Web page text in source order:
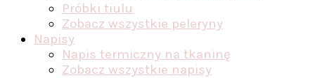
Próbki tiulu
Zobacz wszystkie peleryny
Napisy
Napis termiczny na tkaninę
Zobacz wszystkie napisy